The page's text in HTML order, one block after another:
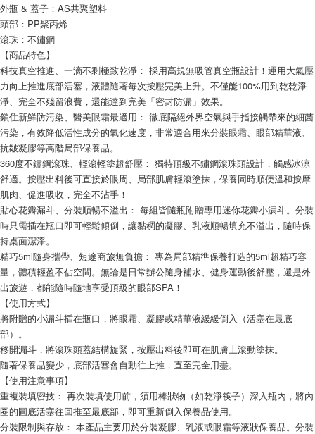
外瓶 & 蓋子：AS共聚塑料
頭部：PP聚丙烯
滾珠：不鏽鋼
【商品特色】
科技真空推進、一滴不剩極致乾淨： 採用高規無吸管真空瓶設計！運用大氣壓
力向上推進底部活塞，液體隨著每次按壓完美上升。不僅能100%用到乾乾淨
淨、完全不殘留浪費，還能達到完美「密封防漏」效果。
鎖住新鮮防污染、醫美眼霜最適用： 徹底隔絕外界空氣與手指接觸帶來的細菌
污染，有效降低活性成分的氧化速度，非常適合用來分裝眼霜、眼部精華液、
抗皺凝膠等高階局部保養品。
360度不鏽鋼滾珠、輕滾輕塗超舒壓： 獨特頂級不鏽鋼滾珠頭設計，觸感冰涼
舒適。按壓出料後可直接於眼周、局部肌膚輕滾塗抹，保養同時順便溫和按摩
肌肉、促進吸收，完全不沾手！
貼心花瓣漏斗、分裝順暢不溢出： 每組皆隨瓶附贈專用迷你花瓣小漏斗。分裝
時只需插在瓶口即可輕鬆傾倒，讓黏稠的凝膠、乳液順暢填充不溢出，隨時保
持桌面潔淨。
精巧5ml隨身攜帶、短途商旅無負擔： 專為局部精準保養打造的5ml超精巧容
量，體積輕盈不佔空間。無論是日常辦公隨身補水、健身運動後舒壓，還是外
出旅遊，都能隨時隨地享受頂級的眼部SPA！
【使用方式】
將附贈的小漏斗插在瓶口，將眼霜、凝膠或精華液緩緩倒入（活塞在最底
部）。
移開漏斗，將滾珠頭蓋結構旋緊，按壓出料後即可在肌膚上滾動塗抹。
隨著保養品變少，底部活塞會自動往上推，直至完全用盡。
【使用注意事項】
重複裝填密技： 再次裝填使用前，須用棒狀物（如乾淨筷子）深入瓶內，將內
圈的圓底活塞往回推至最底部，即可重新倒入保養品使用。
分裝限制與存放： 本產品主要用於分裝凝膠、乳液或眼霜等液狀保養品。分裝